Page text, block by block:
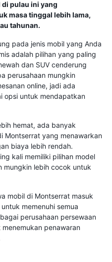
pulau ini yang
masa tinggal lebih lama,
tahunan.
pada jenis mobil yang Anda
adalah pilihan yang paling
dan SUV cenderung
perusahaan mungkin
online, jadi ada
opsi untuk mendapatkan
hemat, ada banyak
Montserrat yang menawarkan
biaya lebih rendah.
kali memiliki pilihan model
mungkin lebih cocok untuk
mobil di Montserrat masuk
memenuhi semua
perusahaan persewaan
penawaran